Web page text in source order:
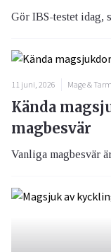
Gör IBS-testet idag,
11 juni, 2026 Mage & Tarm
Kända
magbesvär
Vanliga magbesvär